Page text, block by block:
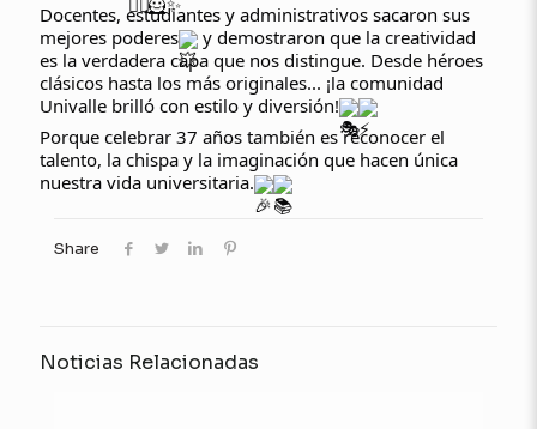
Docentes, estudiantes y administrativos sacaron sus
mejores poderes
y demostraron que la creatividad
es la verdadera capa que nos distingue. Desde héroes
clásicos hasta los más originales... ¡la comunidad
Univalle brilló con estilo y diversión!
Porque celebrar 37 años también es reconocer el
talento, la chispa y la imaginación que hacen única
nuestra vida universitaria.
Share
Noticias Relacionadas